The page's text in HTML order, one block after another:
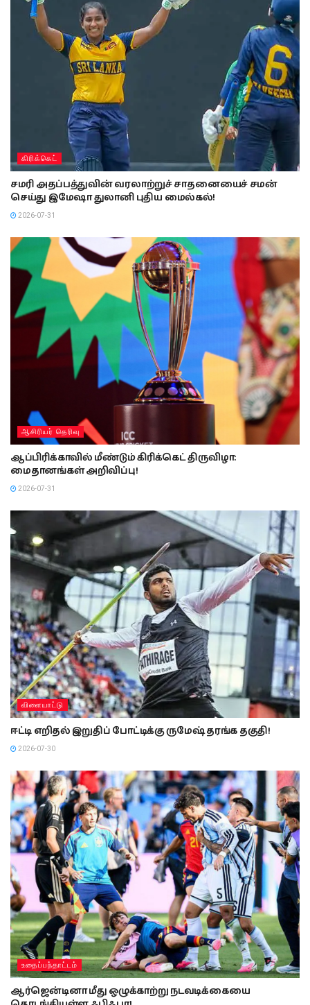
கிரிக்கெட்
சமரி அதப்பத்துவின் வரலாற்றுச் சாதனையைச் சமன்
செய்து இமேஷா துலானி புதிய மைல்கல்!
2026-07-31
ஆசிரியர் தெரிவு
ஆப்பிரிக்காவில் மீண்டும் கிரிக்கெட் திருவிழா:
மைதானங்கள் அறிவிப்பு!
2026-07-31
விளையாட்டு
ஈட்டி எறிதல் இறுதிப் போட்டிக்கு ருமேஷ் தரங்க தகுதி!
2026-07-30
உதைப்பந்தாட்டம்
ஆர்ஜென்டினா மீது ஒழுக்காற்று நடவடிக்கையை